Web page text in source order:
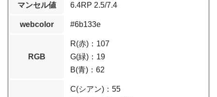
マンセル値 6.4RP 2.5/7.4
webcolor #6b133e
RGB
R(赤)：107
G(緑)：19
B(青)：62
C(シアン)：55